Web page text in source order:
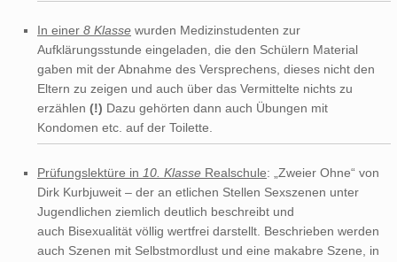
In einer 8 Klasse wurden Medizinstudenten zur
Aufklärungsstunde eingeladen, die den Schülern Material
gaben mit der Abnahme des Versprechens, dieses nicht den
Eltern zu zeigen und auch über das Vermittelte nichts zu
erzählen (!) Dazu gehörten dann auch Übungen mit
Kondomen etc. auf der Toilette.
Prüfungslektüre in 10. Klasse Realschule: „Zweier Ohne“ von
Dirk Kurbjuweit – der an etlichen Stellen Sexszenen unter
Jugendlichen ziemlich deutlich beschreibt und
auch Bisexualität völlig wertfrei darstellt. Beschrieben werden
auch Szenen mit Selbstmordlust und eine makabre Szene, in